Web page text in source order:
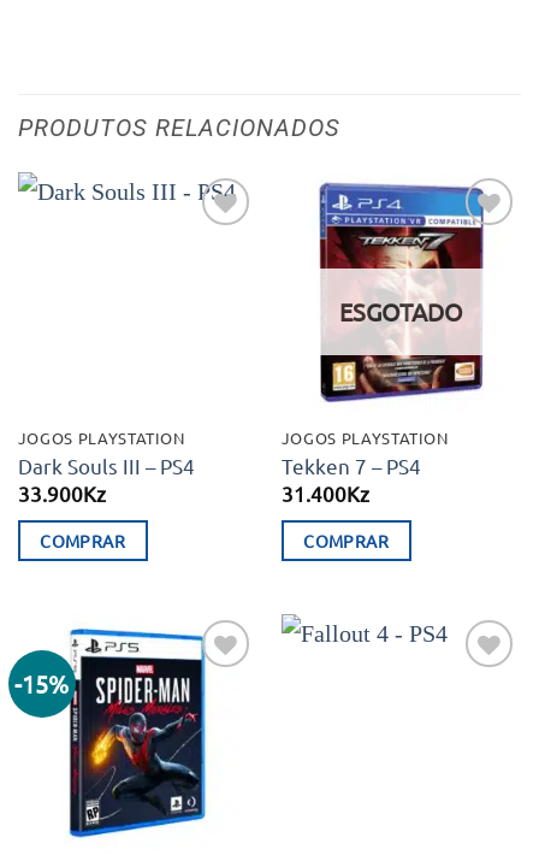
PRODUTOS RELACIONADOS
JOGOS PLAYSTATION
Dark Souls III – PS4
33.900Kz
COMPRAR
Adicionar
aos meus
ESGOTADO
JOGOS PLAYSTATION
Tekken 7 – PS4
31.400Kz
COMPRAR
-15%
Adicionar
aos meus
desejos